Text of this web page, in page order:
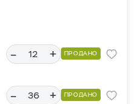
– + ПРОДАНО
– + ПРОДАНО